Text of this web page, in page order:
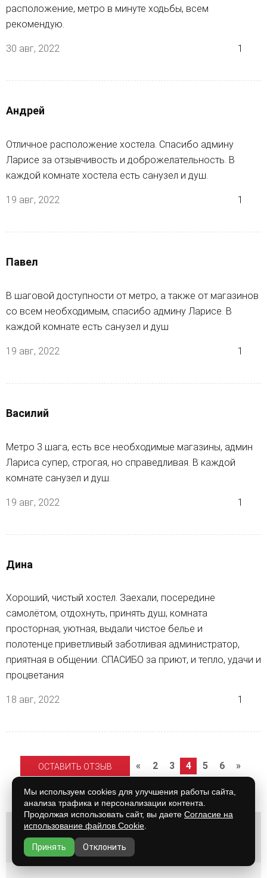
расположение, метро в минуте ходьбы, всем
рекомендую.
30 авг, 2022 1
Андрей
Отличное расположение хостела. Спасибо админу
Ларисе за отзывчивость и доброжелательность. В
каждой комнате хостела есть санузел и душ.
19 авг, 2022 1
Павел
В шаговой доступности от метро, а также от магазинов
со всем необходимым, спасибо админу Ларисе. В
каждой комнате есть санузел и душ
19 авг, 2022 1
Василий
Метро 3 шага, есть все необходимые магазины, админ
Лариса супер, строгая, но справедливая. В каждой
комнате санузел и душ.
19 авг, 2022 1
Дина
Хороший, чистый хостел. Заехали, посередине
самолётом, отдохнуть, принять душ, комната
просторная, уютная, выдали чистое белье и
полотенце.приветливый заботливая администратор,
приятная в общении. СПАСИБО за приют, и тепло, удачи и
процветания
18 авг, 2022 1
ОСТАВИТЬ ОТЗЫВ « 2 3 4 5 6 »
Заявка на размещение в общежитии
Мы используем cookies для улучшения работы сайта,
анализа трафика и персонализации контента.
Продолжая использовать сайт, вы даете Согласие на
использование файлов Cookie
Принять Отклонить